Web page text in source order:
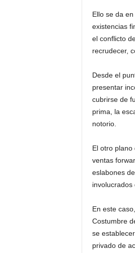
Ello se da
existencias
el conflicto
recrudecer,
Desde el
presentar
cubrirse de
prima, la
notorio.
El otro
ventas
eslabones
involucrados
En este
Costumbre
se
privado de